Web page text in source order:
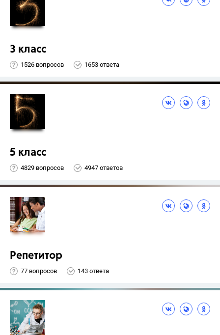
3 класс
1526 вопросов 1653 ответа
5 класс
4829 вопросов 4947 ответов
Репетитор
77 вопросов 143 ответа